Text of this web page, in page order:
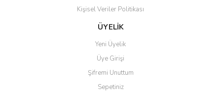
Gönder
Kişisel Veriler Politikası
ÜYELİK
Yeni Üyelik
Üye Girişi
Şifremi Unuttum
Sepetiniz